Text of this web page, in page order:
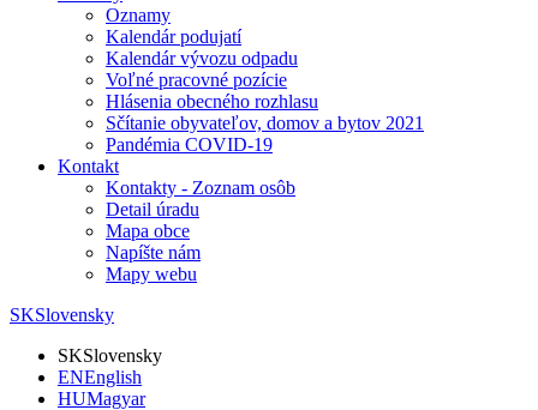
Oznamy
Kalendár podujatí
Kalendár vývozu odpadu
Voľné pracovné pozície
Hlásenia obecného rozhlasu
Sčítanie obyvateľov, domov a bytov 2021
Pandémia COVID-19
Kontakt
Kontakty - Zoznam osôb
Detail úradu
Mapa obce
Napíšte nám
Mapy webu
SKSlovensky
SKSlovensky
ENEnglish
HUMagyar